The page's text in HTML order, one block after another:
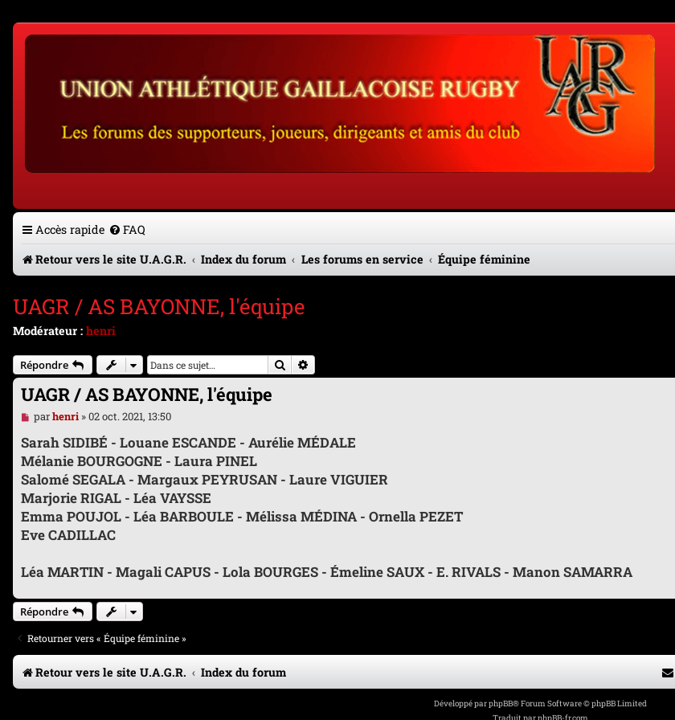
Accès rapide FAQ
Retour vers le site U.A.G.R.
Index du forum Les forums en service Équipe féminine
UAGR / AS BAYONNE, l'équipe
Modérateur : henri
Répondre Rechercher
UAGR / AS BAYONNE, l'équipe
M
e
s
s
a
g
e
n
o
n
l
parhenri»02 oct. 2021, 13:50
Sarah SIDIBÉ - Louane ESCANDE - Aurélie MÉDALE
Mélanie BOURGOGNE - Laura PINEL
Salomé SEGALA - Margaux PEYRUSAN - Laure VIGUIER
Marjorie RIGAL - Léa VAYSSE
Emma POUJOL - Léa BARBOULE - Mélissa MÉDINA - Ornella PEZET
Eve CADILLAC
Léa MARTIN - Magali CAPUS - Lola BOURGES - Émeline SAUX - E. RIVALS - Manon SAMARRA
Répondre
Retourner vers « Équipe féminine »
Retour vers le site U.A.G.R. Index du forum
Développé parphpBB® Forum Software © phpBB Limited
Traduit parphpBB-fr.com